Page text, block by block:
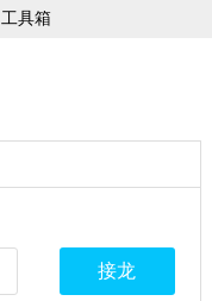
工具箱